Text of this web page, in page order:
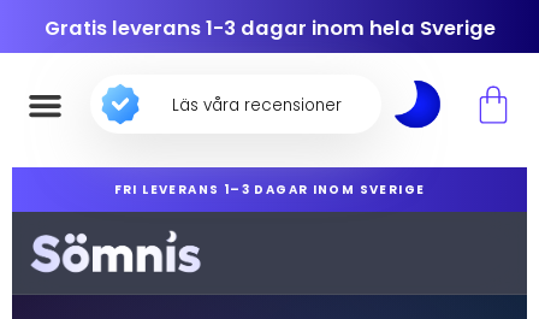
Gratis leverans 1-3 dagar inom hela Sverige
Läs våra recensioner
FRI LEVERANS 1–3 DAGAR INOM SVERIGE